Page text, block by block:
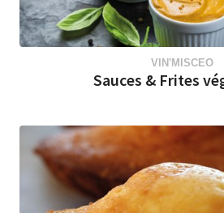
VIN'MISCEO
Sauces & Frites